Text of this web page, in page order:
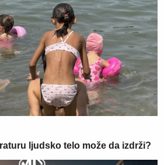
ljudsko telo može da izdrži?